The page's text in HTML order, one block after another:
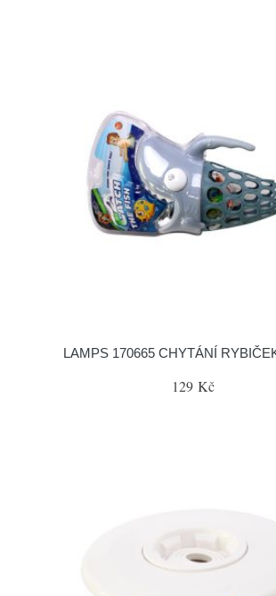
LAMPS 170665 CHYTÁNÍ
129 Kč